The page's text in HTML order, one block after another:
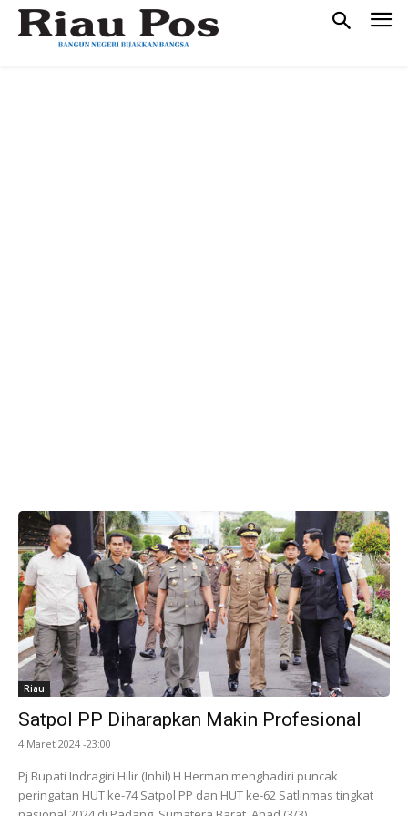
Riau
Satpol PP Diharapkan Makin Profesional
4 Maret 2024 -23:00
Pj Bupati Indragiri Hilir (Inhil) H Herman menghadiri puncak
peringatan HUT ke-74 Satpol PP dan HUT ke-62 Satlinmas tingkat